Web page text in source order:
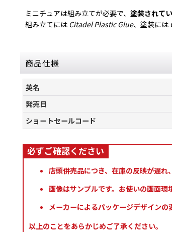
ミニチュアは組み立てが必要で、 塗装されて
組み立てには Citadel Plastic Glue、塗装には
商品仕様
英名
発売日
ショートセールコード
店頭併売品につき、在庫の反映が遅れ
画像はサンプルです。お使いの画面環
メーカーによるパッケージデザインの
以上のことをあらかじめご了承ください。